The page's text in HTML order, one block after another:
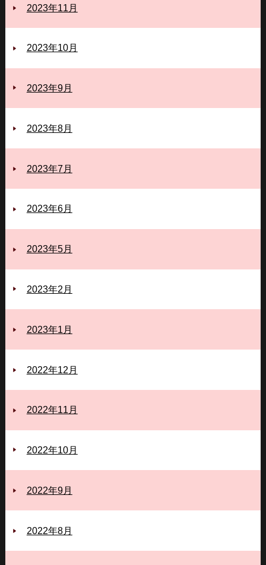
2023年11月
2023年10月
2023年9月
2023年8月
2023年7月
2023年6月
2023年5月
2023年2月
2023年1月
2022年12月
2022年11月
2022年10月
2022年9月
2022年8月